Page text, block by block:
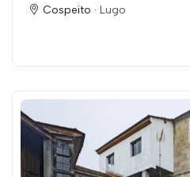
Cospeito · Lugo